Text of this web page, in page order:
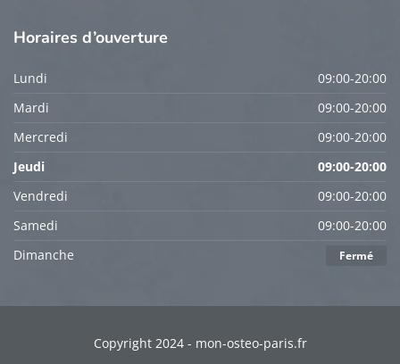
Horaires d’ouverture
Lundi
09:00-20:00
Mardi
09:00-20:00
Mercredi
09:00-20:00
Jeudi
09:00-20:00
Vendredi
09:00-20:00
Samedi
09:00-20:00
Dimanche
Fermé
Copyright 2024 - mon-osteo-paris.fr